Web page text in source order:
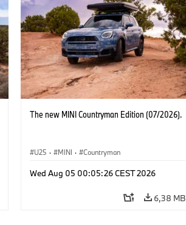
The new MINI Countryman Edition (07/2026).
U25 · MINI · Countryman
Wed Aug 05 00:05:26 CEST 2026
6,38 MB